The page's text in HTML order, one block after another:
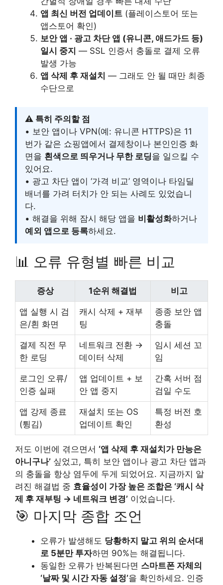
앱 최신 버전 업데이트 (플레이스토어 또는
앱스토어 확인)
보안 앱 · 광고 차단 앱 (유니콘, 애드가드 등)
일시 중지 — SSL 인증서 충돌로 결제 오류
발생 가능
앱 삭제 후 재설치 — 그래도 안 될 때만 최종
수단으로
⚠️ 특히 주의할 점
• 보안 앱이나 VPN(예: 유니콘 HTTPS)은 11
번가 같은 쇼핑앱에서 결제창이나 본인인증 화
면을 흰색으로 띄우거나 무한 로딩을 일으킬 수
있어요.
• 광고 차단 앱이 ‘가격 비교’ 영역이나 타임딜
배너를 가려 터치가 안 되는 사례도 있었습니
다.
• 해결을 위해 잠시 해당 앱을 비활성화하거나
예외 앱으로 등록하세요.
📊 오류 유형별 빠른 비교
증상 1순위 해결법 비고
앱 실행 시 검
은/흰 화면
캐시 삭제 + 재부
팅
종종 보안 앱
충돌
결제 직전 무
한 로딩
네트워크 전환 →
데이터 삭제
임시 세션 꼬
임
로그인 오류/
인증 실패
앱 업데이트 + 보
안 앱 중지
간혹 서버 점
검일 수도
앱 강제 종료
(튕김)
재설치 또는 OS
업데이트 확인
특정 버전 호
환성
저도 이번에 겪으면서 ‘앱 삭제 후 재설치가 만능은
아니구나’ 싶었고, 특히 보안 앱이나 광고 차단 앱과
의 충돌을 항상 염두에 두게 되었어요. 지금까지 알
려진 해결법 중 효율성이 가장 높은 조합은 ‘캐시 삭
제 후 재부팅 → 네트워크 변경’ 이었습니다.
🎯 마지막 종합 조언
오류가 발생해도 당황하지 말고 위의 순서대
로 5분만 투자하면 90%는 해결됩니다.
동일한 오류가 반복된다면 스마트폰 자체의
‘날짜 및 시간 자동 설정’을 확인하세요. 인증